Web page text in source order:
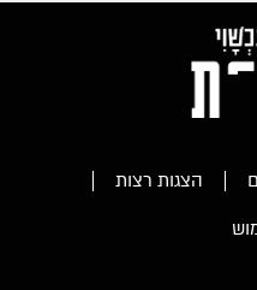
הצגות רצות